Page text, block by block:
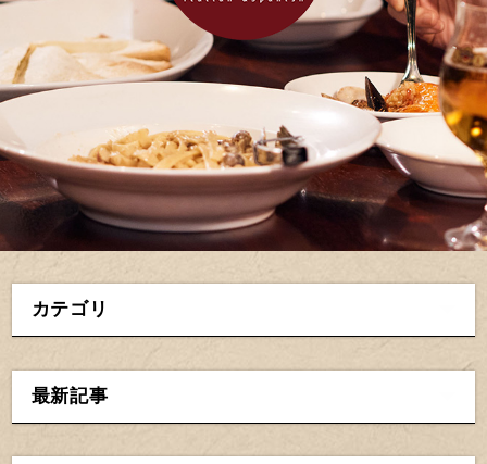
カテゴリ
最新記事